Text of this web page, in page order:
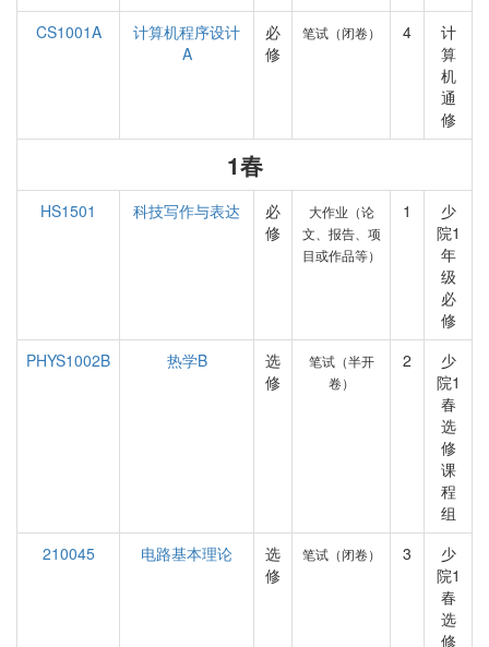
CS1001A
计算机程序设计
A
必
修
笔试（闭卷） 4
计
算
机
通
修
1春
HS1501 科技写作与表达
必
修
大作业（论
文、报告、项
目或作品等）
1
少
院1
年
级
必
修
PHYS1002B
热学B
选
修
笔试（半开
卷）
2
少
院1
春
选
修
课
程
组
210045
电路基本理论
选
修
笔试（闭卷） 3
少
院1
春
选
修